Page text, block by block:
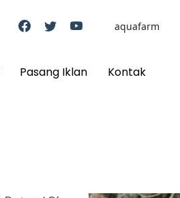
Pasang Iklan Kontak